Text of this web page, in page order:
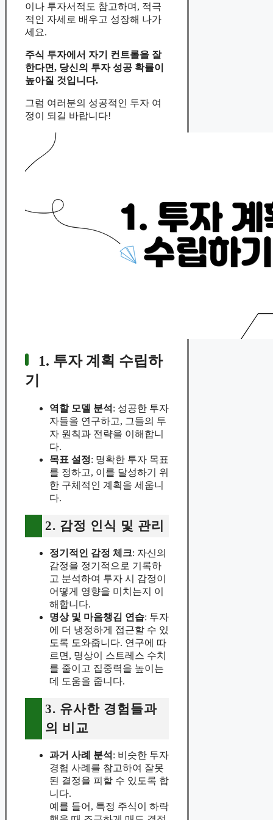
이나 투자서적도 참고하며, 적극
적인 자세로 배우고 성장해 나가
세요.
주식 투자에서 자기 컨트롤을 잘
한다면, 당신의 투자 성공 확률이
높아질 것입니다.
그럼 여러분의 성공적인 투자 여
정이 되길 바랍니다!
1. 투자 계획 수립하
기
역할 모델 분석 : 성공한 투자
자들을 연구하고, 그들의 투
자 원칙과 전략을 이해합니
다.
목표 설정: 명확한 투자 목표
를 정하고, 이를 달성하기 위
한 구체적인 계획을 세웁니
다.
2. 감정 인식 및 관리
정기적인 감정 체크: 자신의
감정을 정기적으로 기록하
고 분석하여 투자 시 감정이
어떻게 영향을 미치는지 이
해합니다.
명상 및 마음챙김 연습: 투자
에 더 냉정하게 접근할 수 있
도록 도와줍니다. 연구에 따
르면, 명상이 스트레스 수치
를 줄이고 집중력을 높이는
데 도움을 줍니다.
3. 유사한 경험들과
의 비교
과거 사례 분석 : 비슷한 투자
경험 사례를 참고하여 잘못
된 결정을 피할 수 있도록 합
니다.
예를 들어, 특정 주식이 하락